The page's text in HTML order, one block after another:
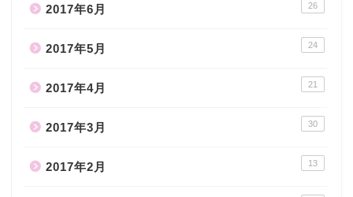
2017年6月 26
2017年5月 24
2017年4月 21
2017年3月 30
2017年2月 13